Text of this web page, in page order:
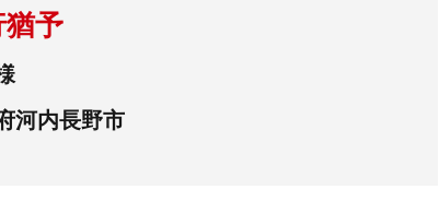
予
河内長野市